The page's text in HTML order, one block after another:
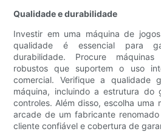
Qualidade e durabilidade
Investir em uma máquina de
qualidade é essencial para
durabilidade. Procure
robustos que suportem o uso
comercial. Verifique a qualidade
máquina, incluindo a estrutura
controles. Além disso, escolha uma
arcade de um fabricante
cliente confiável e cobertura de